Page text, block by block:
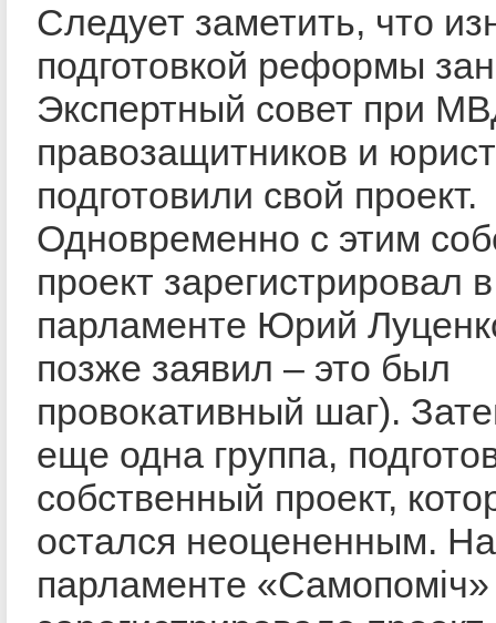
Следует заметить, что
подготовкой реформы
Экспертный совет при
правозащитников и
подготовили свой проект.
Одновременно с этим
проект зарегистрировал в
парламенте Юрий
позже заявил – это был
провокативный шаг).
еще одна группа,
собственный проект,
остался неоцененным.
парламенте «Самопоміч»